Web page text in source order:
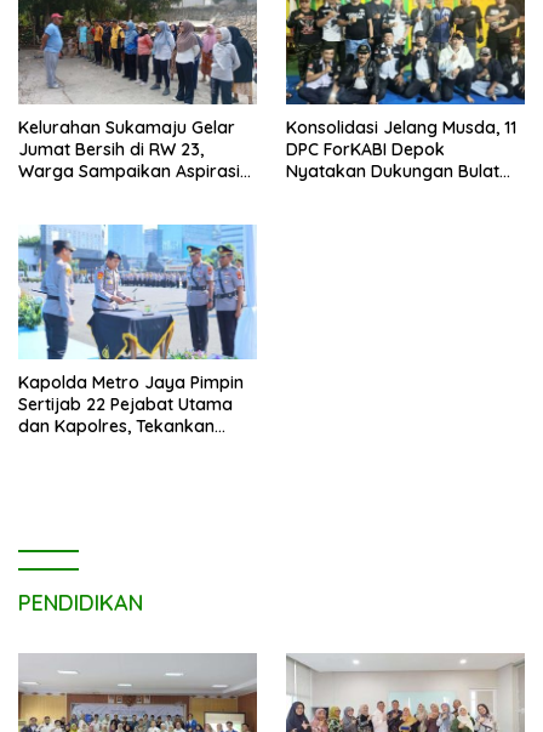
Kelurahan Sukamaju Gelar
Jumat Bersih di RW 23,
Warga Sampaikan Aspirasi
Konsolidasi Jelang Musda, 11
DPC ForKABI Depok
Nyatakan Dukungan Bulat
Kapolda Metro Jaya Pimpin
Sertijab 22 Pejabat Utama
dan Kapolres, Tekankan
PENDIDIKAN